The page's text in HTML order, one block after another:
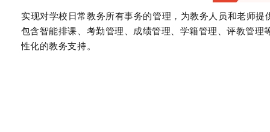
实现对学校日常教务所有事务的管理，为教务人员和老师提
包含智能排课、考勤管理、成绩管理、学籍管理、评教管
性化的教务支持。